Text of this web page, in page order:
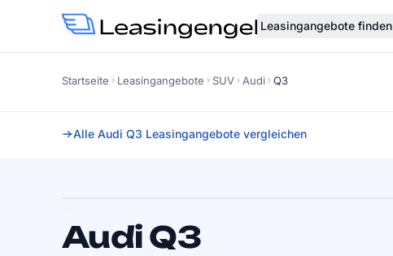
Leasingangebote finden
Startseite Leasingangebote SUV Audi Q3
Alle Audi Q3 Leasingangebote vergleichen
Faktor0.70 SOFORT VERFÜGBAR
Audi Q3